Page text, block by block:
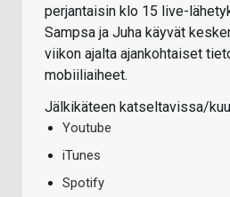
perjantaisin klo 15 live-
Sampsa ja Juha käyvät
viikon ajalta ajankohtaiset
mobiiliaiheet.
Jälkikäteen katseltavissa/
Youtube
iTunes
Spotify